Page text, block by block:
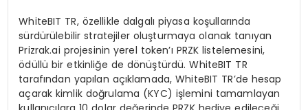
WhiteBIT TR, özellikle dalgalı piyasa koşullarında
sürdürülebilir stratejiler oluşturmaya olanak tanıyan
Prizrak.ai projesinin yerel token’ı PRZK listelemesini,
ödüllü bir etkinliğe de dönüştürdü. WhiteBIT TR
tarafından yapılan açıklamada, WhiteBIT TR’de hesap
açarak kimlik doğrulama (KYC) işlemini tamamlayan